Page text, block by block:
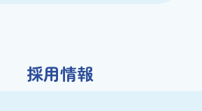
採用情報